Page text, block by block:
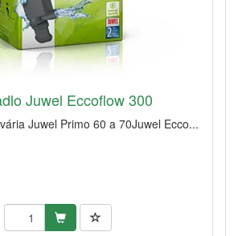
Juwel Eccoflow 300
Juwel Primo 60 a 70Juwel Ecco...